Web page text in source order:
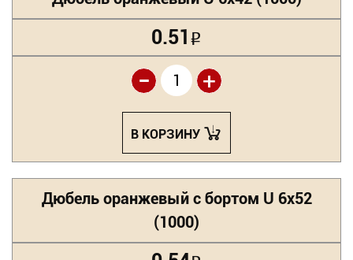
0.51 Р
+
-
В КОРЗИНУ
Дюбель оранжевый с бортом U 6х52
(1000)